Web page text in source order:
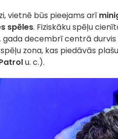
vietnē būs pieejams arī
spēles. Fiziskāku spēļu
gada decembrī centrā
zona, kas piedāvās
u. c.).